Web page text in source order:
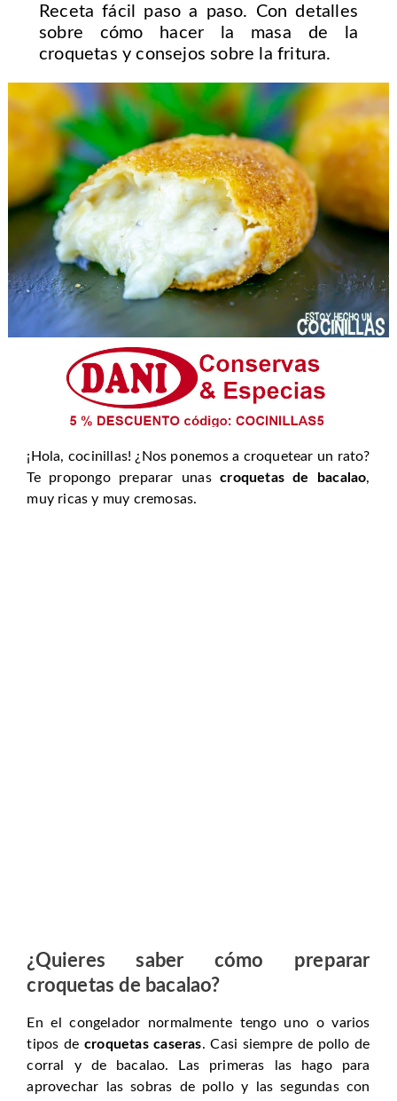
Receta fácil paso a paso. Con detalles
sobre cómo hacer la masa de la
croquetas y consejos sobre la fritura.
¡Hola, cocinillas! ¿Nos ponemos a croquetear un rato?
Te propongo preparar unascroquetas de bacalao,
muy ricas y muy cremosas.
¿Quieres saber cómo preparar
croquetas de bacalao?
En el congelador normalmente tengo uno o varios
tipos de croquetas caseras. Casi siempre de pollo de
corral y de bacalao. Las primeras las hago para
aprovechar las sobras de pollo y las segundas con